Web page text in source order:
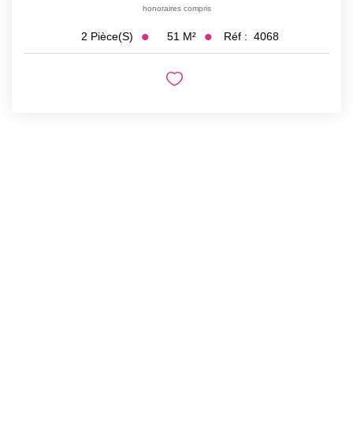
honoraires compris
2 Pièce(s) 51 M² Réf : 4068